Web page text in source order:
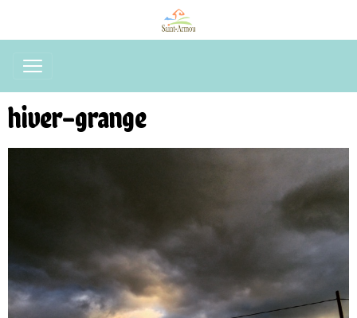
hiver-grange